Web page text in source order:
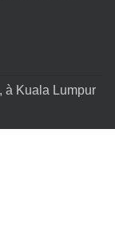
à Kuala Lumpur